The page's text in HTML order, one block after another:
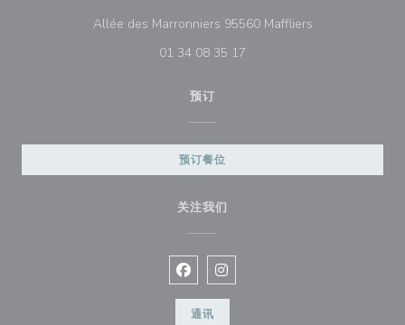
Allée des Marronniers 95560 Maffliers((在新窗口中打
01 34 08 35 17
预订
预订餐位
关注我们
Facebook ((在新窗口中打开))
Instagram ((在新窗口中打开))
通讯